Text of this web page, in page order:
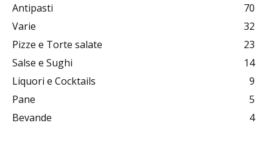
Antipasti
70
Varie
32
Pizze e Torte salate
23
Salse e Sughi
14
Liquori e Cocktails
9
Pane
5
Bevande
4